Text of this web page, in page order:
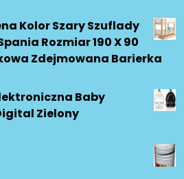
Kolor Szary Szuflady
Rozmiar 190 X 90
Zdejmowana Barierka
Baby
Zielony